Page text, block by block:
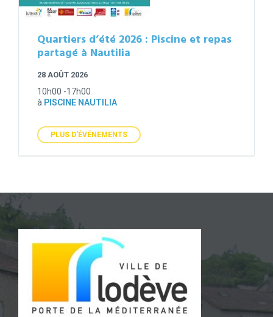
Quartiers d’été 2026 : Piscine et repas
partagé à Nautilia
28 AOÛT 2026
10h00 -17h00
à PISCINE NAUTILIA
PLUS D'ÉVÉNEMENTS